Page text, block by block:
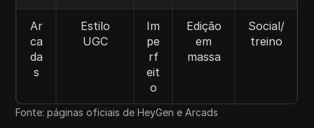
Ar
ca
da
s
Estilo
UGC
Im
pe
rf
eit
o
Edição
em
massa
Social/
treino
Fonte: páginas oficiais de HeyGen e Arcads